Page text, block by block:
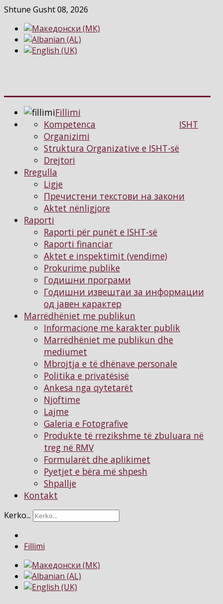
Shtune Gusht 08, 2026
Fillimi
ISHT
Kompetenca
Organizimi
Struktura Organizative e ISHT-së
Drejtori
Rregulla
Ligje
Пречистени текстови на закони
Aktet nënligjore
Raporti
Raporti për punët e ISHT-së
Raporti financiar
Aktet e inspektimit (vendime)
Prokurime publike
Годишни програми
Годишни извештаи за информации
од јавен карактер
Marrëdhëniet me publikun
Informacione me karakter publik
Marrëdhëniet me publikun dhe
mediumet
Mbrojtja e të dhënave personale
Politika e privatësisë
Ankesa nga qytetarët
Njoftimе
Lajme
Galeria e Fotografive
Produkte të rrezikshme të zbuluara në
treg në RMV
Formularët dhe aplikimet
Pyetjet e bëra më shpesh
Shpallje
Kontakt
Kerko...
Fillimi